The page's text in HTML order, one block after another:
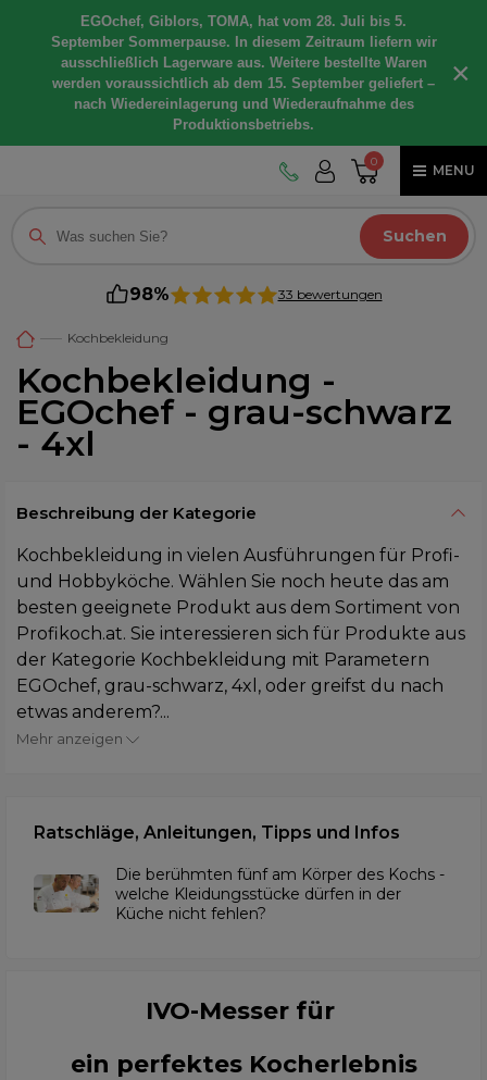
EGOchef, Giblors, TOMA, hat vom 28. Juli bis 5.
September Sommerpause. In diesem Zeitraum liefern wir
ausschließlich Lagerware aus. Weitere bestellte Waren
werden voraussichtlich ab dem 15. September geliefert –
nach Wiedereinlagerung und Wiederaufnahme des
Produktionsbetriebs.
×
0
MENU
Suchen
98% 33 bewertungen
Kochbekleidung
Kochbekleidung -
EGOchef - grau-schwarz
- 4xl
Beschreibung der Kategorie
Kochbekleidung in vielen Ausführungen für Profi-
und Hobbyköche. Wählen Sie noch heute das am
besten geeignete Produkt aus dem Sortiment von
Profikoch.at. Sie interessieren sich für Produkte aus
der Kategorie Kochbekleidung mit Parametern
EGOchef, grau-schwarz, 4xl, oder greifst du nach
etwas anderem?...
Mehr anzeigen
Ratschläge, Anleitungen, Tipps und Infos
Die berühmten fünf am Körper des Kochs -
welche Kleidungsstücke dürfen in der
Küche nicht fehlen?
IVO-Messer für
ein perfektes Kocherlebnis